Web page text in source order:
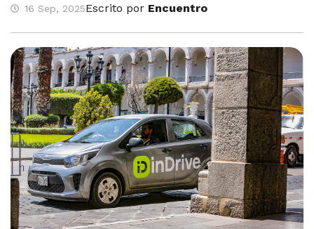
16 Sep, 2025Escrito por Encuentro